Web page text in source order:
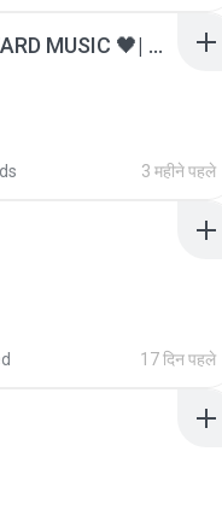
ไม่มีใครรู้ตัวเรา– UNHEARD MUSIC 🖤| Official Lyric Video | เพลงสู้ชีวิต
3 महीने पहले
17 दिन पहले